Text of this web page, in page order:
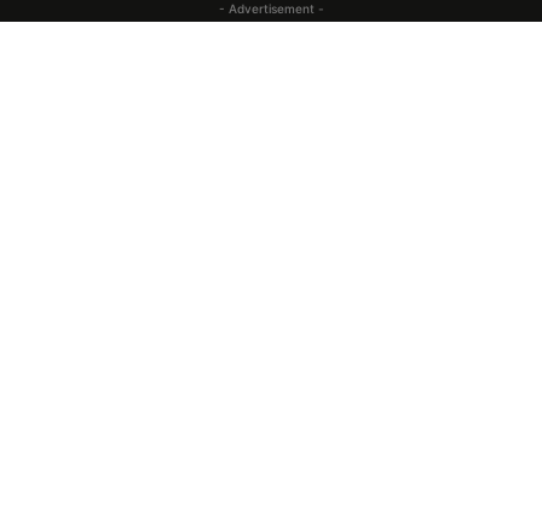
- Advertisement -